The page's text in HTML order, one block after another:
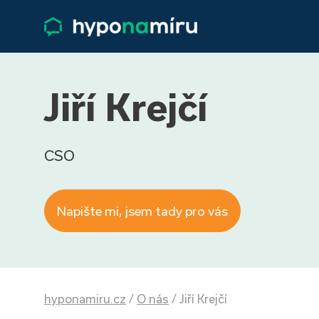
Jiří Krejčí
CSO
Napište mi, jsem tady pro vás
hyponamiru.cz / O nás / Jiří Krejčí